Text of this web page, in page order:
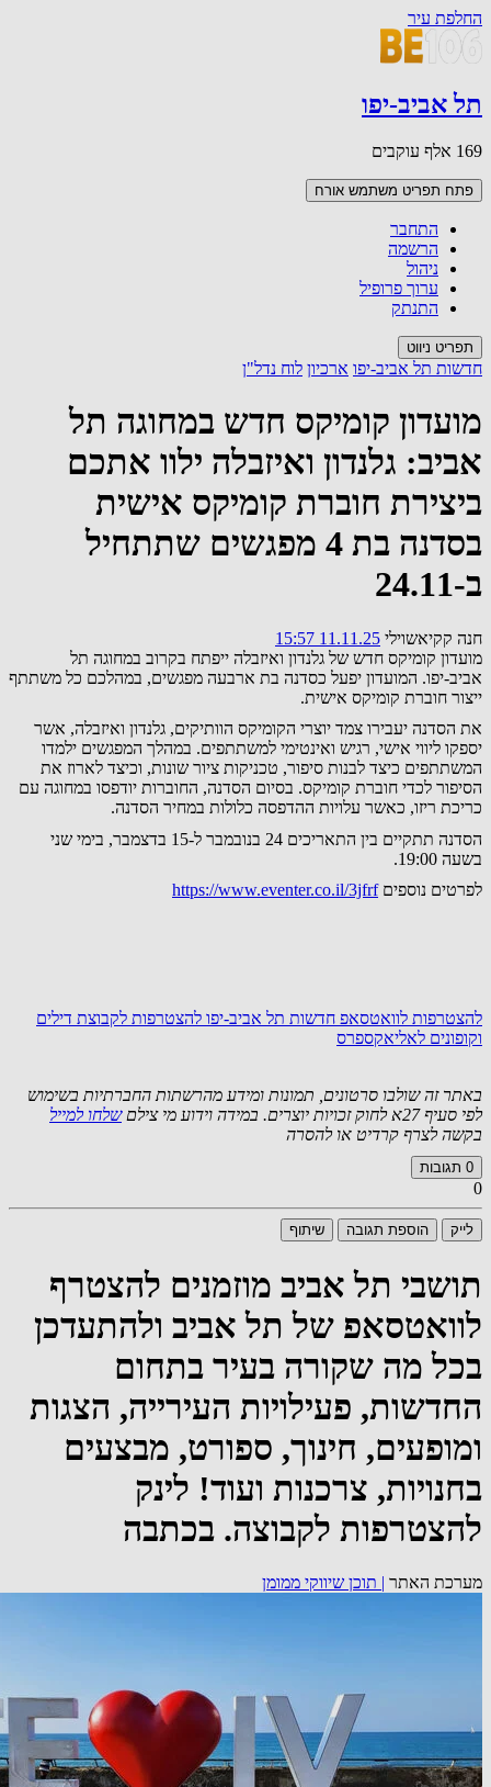
החלפת עיר
תל אביב-יפו
169 אלף עוקבים
פתח תפריט משתמש אורח
התחבר
הרשמה
ניהול
ערוך פרופיל
התנתק
תפריט ניווט
חדשות תל אביב-יפו ארכיון לוח נדל"ן
מועדון קומיקס חדש במחוגה תל
אביב: גלנדון ואיזבלה ילוו אתכם
ביצירת חוברת קומיקס אישית
בסדנה בת 4 מפגשים שתתחיל
ב-24.11
חנה קקיאשוילי 11.11.25 15:57
מועדון קומיקס חדש של גלנדון ואיזבלה ייפתח בקרוב במחוגה תל
אביב-יפו. המועדון יפעל כסדנה בת ארבעה מפגשים, במהלכם כל משתתף
ייצור חוברת קומיקס אישית.
את הסדנה יעבירו צמד יוצרי הקומיקס הוותיקים, גלנדון ואיזבלה, אשר
יספקו ליווי אישי, רגיש ואינטימי למשתתפים. במהלך המפגשים ילמדו
המשתתפים כיצד לבנות סיפור, טכניקות ציור שונות, וכיצד לארוז את
הסיפור לכדי חוברת קומיקס. בסיום הסדנה, החוברות יודפסו במחוגה עם
כריכת ריזו, כאשר עלויות ההדפסה כלולות במחיר הסדנה.
הסדנה תתקיים בין התאריכים 24 בנובמבר ל-15 בדצמבר, בימי שני
בשעה 19:00.
לפרטים נוספיםhttps://www.eventer.co.il/3jfrf
להצטרפות לוואטסאפ חדשות תל אביב-יפו להצטרפות לקבוצת דילים
וקופונים לאליאקספרס
באתר זה שולבו סרטונים, תמונות ומידע מהרשתות החברתיות בשימוש
לפי סעיף 27א לחוק זכויות יוצרים. במידה וידוע מי צילם
שלחו למייל
בקשה לצרף קרדיט או להסרה
0 תגובות
0
לייק הוספת תגובה שיתוף
תושבי תל אביב מוזמנים להצטרף
לוואטסאפ של תל אביב ולהתעדכן
בכל מה שקורה בעיר בתחום
החדשות, פעילויות העירייה, הצגות
ומופעים, חינוך, ספורט, מבצעים
בחנויות, צרכנות ועוד! לינק
להצטרפות לקבוצה. בכתבה
מערכת האתר | תוכן שיווקי ממומן